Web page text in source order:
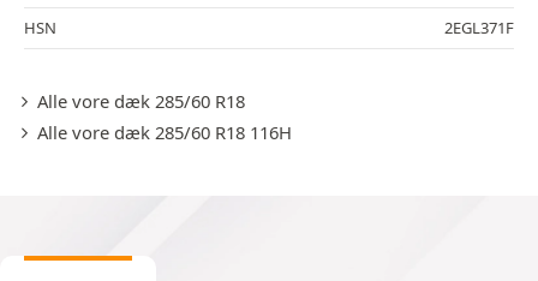
HSN
2EGL371F
Alle vore dæk 285/60 R18
Alle vore dæk 285/60 R18 116H